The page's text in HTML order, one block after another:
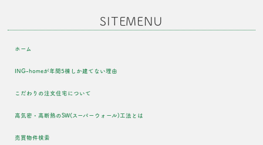
SITEMENU
ホーム
ING-homeが年間5棟しか建てない理由
こだわりの注文住宅について
高気密・高断熱のSW(スーパーウォール)工法とは
売買物件検索